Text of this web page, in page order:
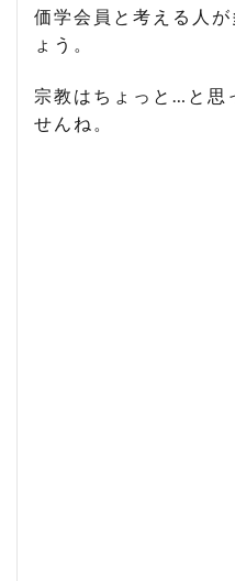
価学会員と考える人
ょう。
宗教はちょっと…と思
せんね。